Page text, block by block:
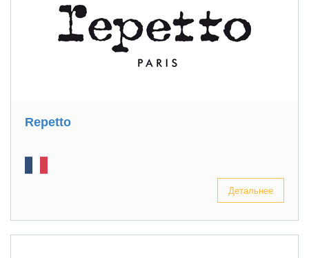
Repetto
Детальнее